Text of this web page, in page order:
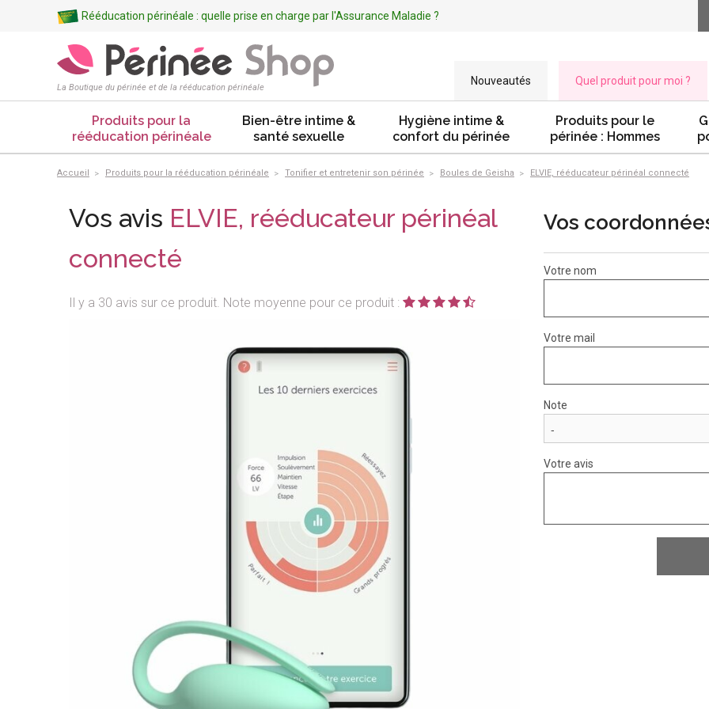
Rééducation périnéale : quelle prise en charge par l'Assurance Maladie ?
La Boutique du périnée et de la rééducation périnéale
Nouveautés Quel produit pour moi ?
Produits pour la
rééducation périnéale
Bien-être intime &
santé sexuelle
Hygiène intime &
confort du périnée
Produits pour le
périnée : Hommes
Accueil Produits pour la rééducation périnéale Tonifier et entretenir son périnée Boules de Geisha ELVIE, rééducateur périnéal connecté
Vos avis ELVIE, rééducateur périnéal
connecté
Il y a 30 avis sur ce produit. Note moyenne pour ce produit :
Vos
Votre nom
Votre mail
Note
Votre avis